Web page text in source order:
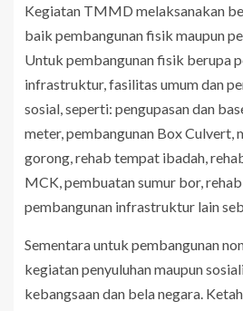
Kegiatan TMMD melaksanakan
baik pembangunan fisik maupun
Untuk pembangunan fisik berupa
infrastruktur, fasilitas umum dan
sosial, seperti: pengupasan dan
meter, pembangunan Box Culvert,
gorong, rehab tempat ibadah,
MCK, pembuatan sumur bor,
pembangunan infrastruktur lain
Sementara untuk pembangunan
kegiatan penyuluhan maupun
kebangsaan dan bela negara.